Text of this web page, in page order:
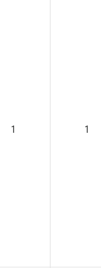
1 1